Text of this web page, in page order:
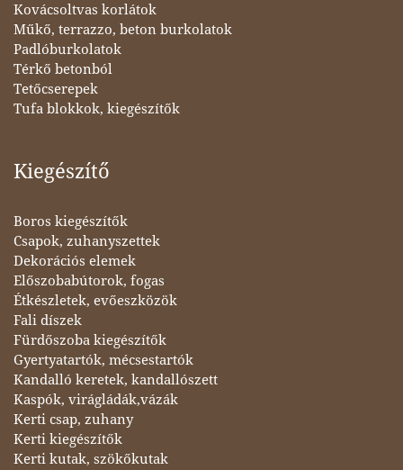
Kovácsoltvas korlátok
Műkő, terrazzo, beton burkolatok
Padlóburkolatok
Térkő betonból
Tetőcserepek
Tufa blokkok, kiegészítők
Kiegészítő
Boros kiegészítők
Csapok, zuhanyszettek
Dekorációs elemek
Előszobabútorok, fogas
Étkészletek, evőeszközök
Fali díszek
Fürdőszoba kiegészítők
Gyertyatartók, mécsestartók
Kandalló keretek, kandallószett
Kaspók, virágládák,vázák
Kerti csap, zuhany
Kerti kiegészítők
Kerti kutak, szökőkutak